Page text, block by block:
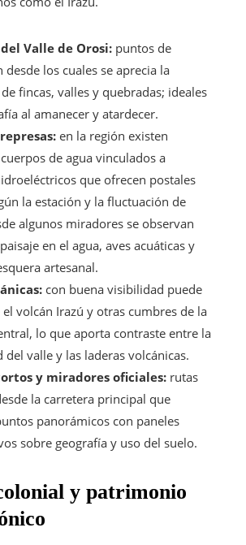
Valle de Orosi: puntos de
desde los cuales se aprecia la
fincas, valles y quebradas; ideales
al amanecer y atardecer.
en la región existen
de agua vinculados a
que ofrecen postales
la estación y la fluctuación de
algunos miradores se observan
en el agua, aves acuáticas y
artesanal.
con buena visibilidad puede
volcán Irazú y otras cumbres de la
lo que aporta contraste entre la
valle y las laderas volcánicas.
y miradores oficiales: rutas
la carretera principal que
panorámicos con paneles
sobre geografía y uso del suelo.
y patrimonio